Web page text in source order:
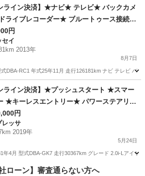
駅 ハイエース
ライン決済】★ナビ★ テレビ★ バックカメ
ライブレコーダー★ ブルートゥース接続
ンドスポット★2年車検付き★
円
セイ
2013年
8月7日
DBA-RC1 年式25年11月 走行126181km ナビ テレビ バ
駅 オデッセイ
ライン決済】★プッシュスタート ★スマー
★キーレスエントリー★ パワーステアリン
ワーウインドウ ★アイサイトコアテクノロ
年車検付き★
円
レッサ
2019年
5月24日
年4月 型式DBA-GK7 走行30367km グレード 2.0i-Lアイ
インプレッサ
社ローン】審査通らない方へ